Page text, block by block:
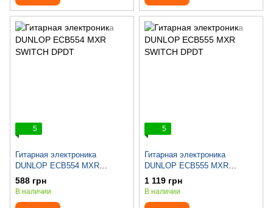
5
Гитарная электроника
DUNLOP ECB554 MXR
SWITCH DPDT
588 грн
В наличии
5
Гитарная электроника
DUNLOP ECB555 MXR
SWITCH DPDT
1 119 грн
В наличии